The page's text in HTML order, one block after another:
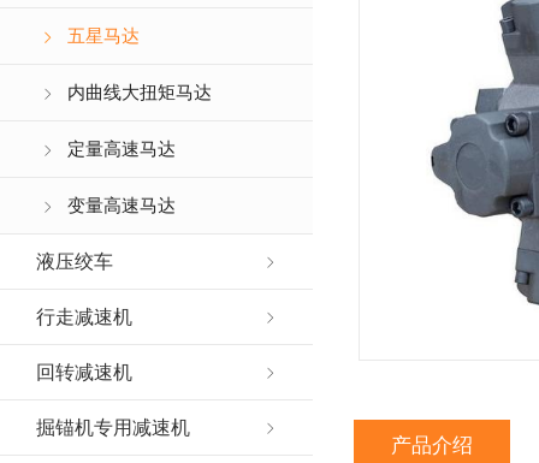
五星马达
内曲线大扭矩马达
定量高速马达
变量高速马达
液压绞车
行走减速机
回转减速机
掘锚机专用减速机
产品介绍